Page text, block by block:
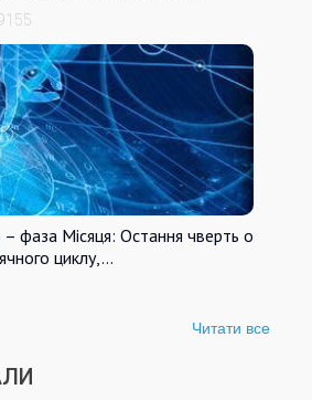
фаза Місяця: Остання чверть о
циклу,…
Читати все